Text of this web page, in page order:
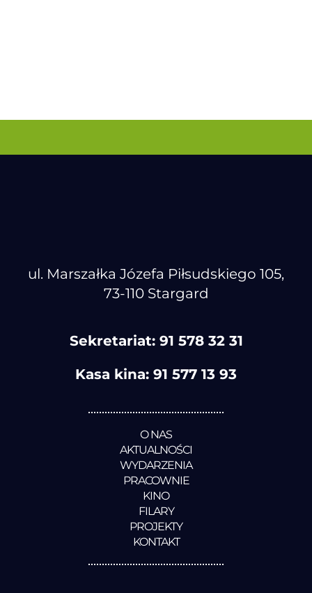
ul. Marszałka Józefa Piłsudskiego 105,
73-110 Stargard
Sekretariat: 91 578 32 31
Kasa kina: 91 577 13 93
O NAS
AKTUALNOŚCI
WYDARZENIA
PRACOWNIE
KINO
FILARY
PROJEKTY
KONTAKT